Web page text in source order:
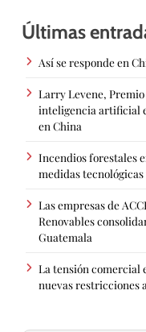
Últimas
Así se responde en
Larry Levene,
inteligencia artificial
en China
Incendios forestales
medidas
Las empresas de
Renovables
Guatemala
La tensión comercial
nuevas restricciones